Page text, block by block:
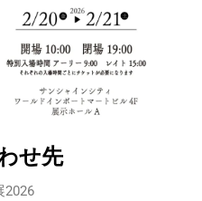
せ先
2026